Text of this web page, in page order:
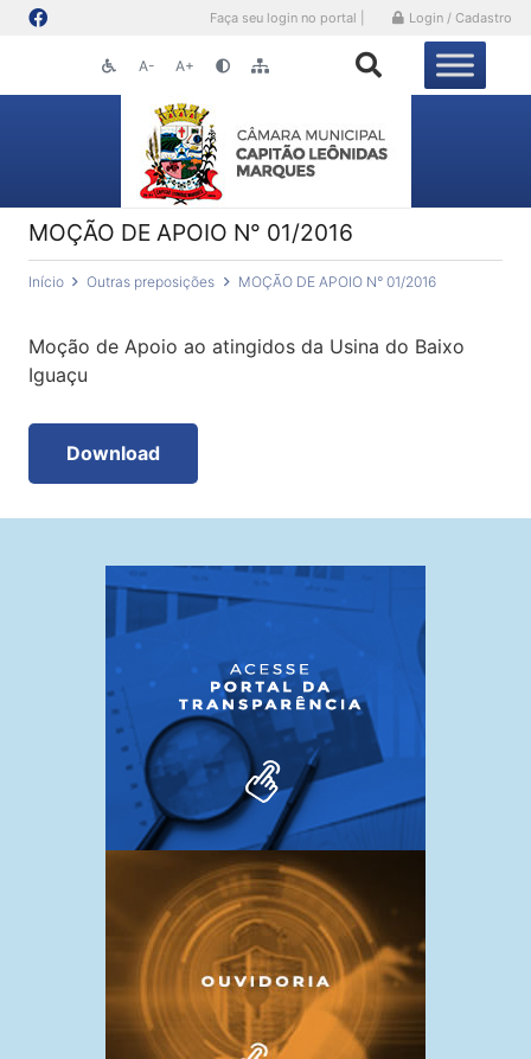
Faça seu login no portal | Login / Cadastro
A- A+
MOÇÃO DE APOIO N° 01/2016
Início Outras preposições MOÇÃO DE APOIO N° 01/2016
Moção de Apoio ao atingidos da Usina do Baixo
Iguaçu
Download